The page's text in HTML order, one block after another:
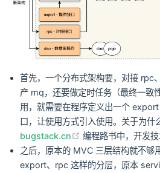
首先，一个分布式架构要，对接 rpc
产 mq，还要做定时任务（最终一致
用，就需要在程序定义出一个
口，让使用方式引入使用。关于为什
bugstack.cn
(opens new
编程路书中，开发
之后，原本的 MVC 三层结构就不够
export、rpc 这样的分层，原本